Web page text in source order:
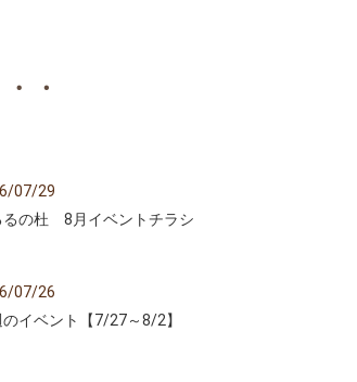
07/29
るの杜 8月イベントチラシ
07/26
イベント【7/27～8/2】